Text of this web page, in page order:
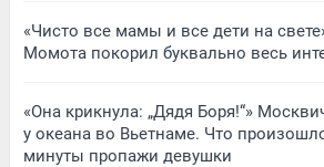
«Чисто все мамы и все дети на
Момота покорил буквально весь
«Она крикнула: „Дядя Боря!“»
у океана во Вьетнаме. Что
минуты пропажи девушки